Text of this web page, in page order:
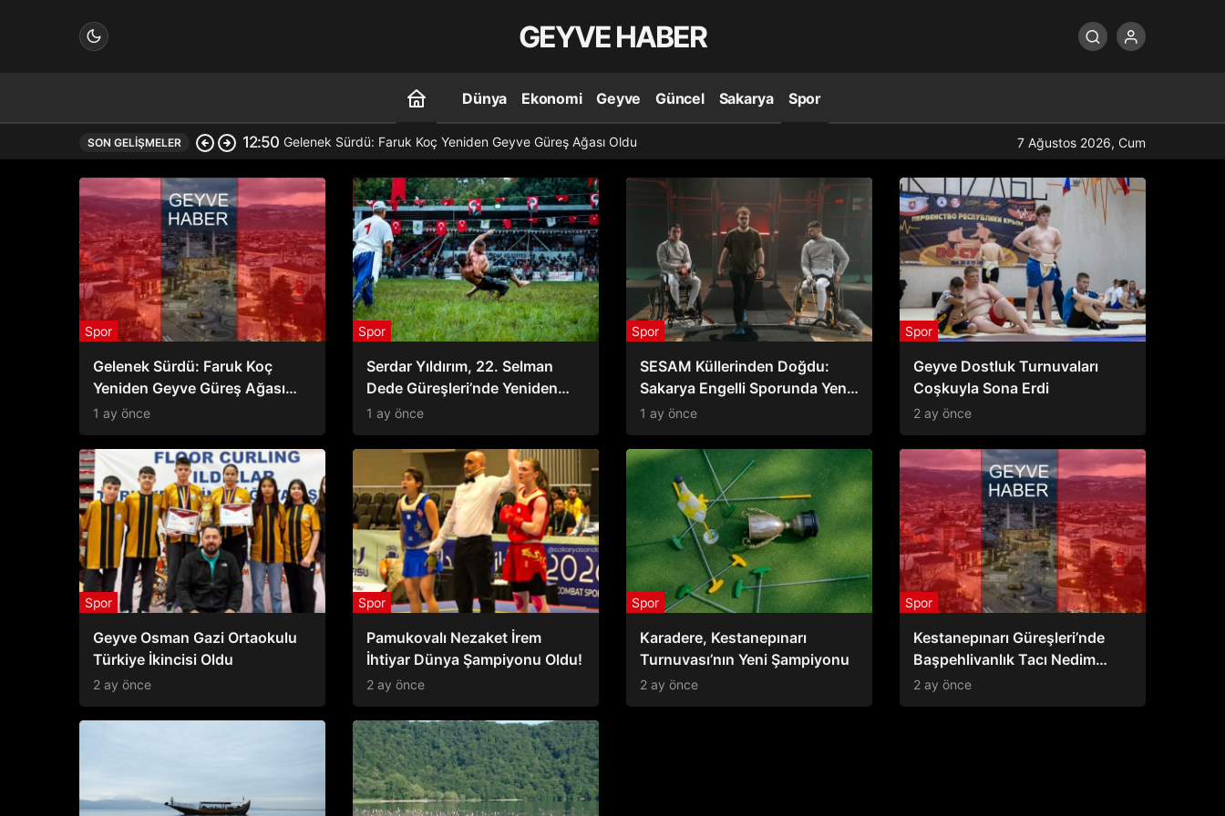
GEYVE HABER
Dünya Ekonomi Geyve Güncel Sakarya Spor
SON GELIŞMELER 12:50 Gelenek Sürdü: Faruk Koç Yeniden Geyve Güreş Ağası Oldu 7 Ağustos 2026, Cum
Gelenek Sürdü: Faruk Koç
Yeniden Geyve Güreş Ağası
Oldu
Spor
1 ay önce
Serdar Yıldırım, 22. Selman
Dede Güreşleri’nde Yeniden
Başpehlivan
Spor
1 ay önce
SESAM Küllerinden Doğdu:
Sakarya Engelli Sporunda Yeni
Dönem Başladı
Spor
1 ay önce
Geyve Dostluk Turnuvaları
Coşkuyla Sona Erdi
Spor
2 ay önce
Geyve Osman Gazi Ortaokulu
Türkiye İkincisi Oldu
Spor
2 ay önce
Pamukovalı Nezaket İrem
İhtiyar Dünya Şampiyonu Oldu!
Spor
2 ay önce
Karadere, Kestanepınarı
Turnuvası’nın Yeni Şampiyonu
Spor
2 ay önce
Kestanepınarı Güreşleri’nde
Başpehlivanlık Tacı Nedim
Karadere’nin
Spor
2 ay önce